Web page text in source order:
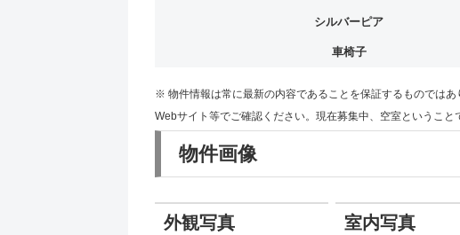
シルバーピア
車椅子
※ 物件情報は常に最新の内容であることを保証するものでは
Webサイト等でご確認ください。現在募集中、空室ということ
物件画像
外観写真 室内写真